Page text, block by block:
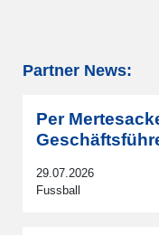
Partner News:
Per
29.07.2026
Fussball